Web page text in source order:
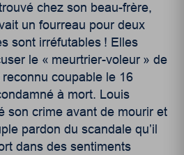
chez son beau-frère,
un fourreau pour deux
sont irréfutables ! Elles
le « meurtrier-voleur » de
coupable le 16
à mort. Louis
son crime avant de mourir et
pardon du scandale qu’il
dans des sentiments